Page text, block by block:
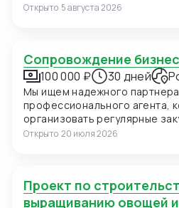
Открыто 5 августа 2026
Сопровождение
100 000 ₽ 30 дней
Мы ищем надежного
профессионального агента,
организовать регулярные
продукции и фурнитуры в Китае. В ближайшее
мы планируем приехать в
и поиск подходящих фабрик. Конкретно сейчас нас
интересуют позиции: 1.
Открыто 20 июля 2026
Проект по строительству теплиц и
выращиванию овощей